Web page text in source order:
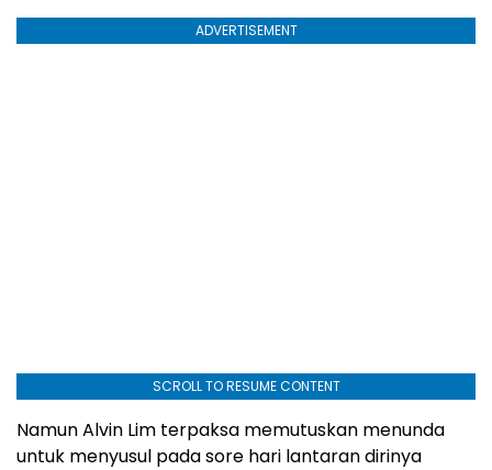
ADVERTISEMENT
SCROLL TO RESUME CONTENT
Namun Alvin Lim terpaksa memutuskan menunda
untuk menyusul pada sore hari lantaran dirinya